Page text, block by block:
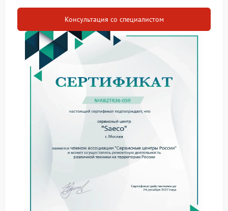
от производителя.
Современное диагностическое оборудование
для точного выявления неисправностей.
Гарантия на все выполненные работы и
установленные детали.
Наш сервис-центр стремится к тому, чтобы каждая
кофемашина работала безупречно. Мы устраняем
неисправности любого уровня сложности, от
засоров до сбоев в электронных системах, в
максимально сжатые сроки.
Как проходит ремонт Saeco
Процесс начинается с детальной диагностики,
согласования с клиентом мы приступаем к ремонту,
применяя проверенные технологии и инструменты.
По завершении проводится тестирование, чтобы
гарантировать стабильную работу кофемашины.
Консультация со специалистом